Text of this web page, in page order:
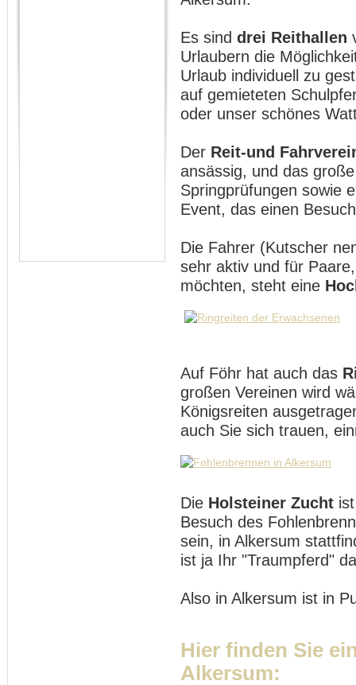
Es sind drei Reithallen
Urlaubern die
Urlaub individuell zu
auf gemieteten
oder unser schönes
Der Reit-und
ansässig, und das
Springprüfungen sowie
Event, das einen
Die Fahrer (Kutscher
sehr aktiv und für
möchten, steht eine
Auf Föhr hat auch das
großen Vereinen wird
Königsreiten
auch Sie sich trauen,
Die Holsteiner Zucht
Besuch des
sein, in Alkersum
ist ja Ihr "Traumpferd"
Also in Alkersum ist in
Hier finden Sie
Alkersum: